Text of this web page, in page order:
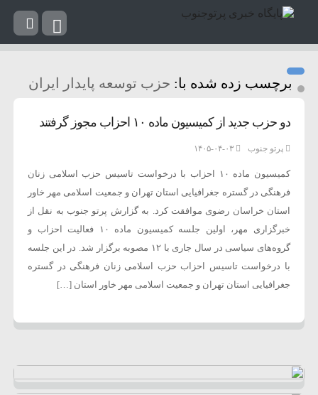
برچسب زده شده با: حزب توسعه پایدار ایران
دو حزب جدید از کمیسیون ماده ۱۰ احزاب مجوز گرفتند
پرتو جنوب ۱۴۰۵-۰۴-۰۳
کمیسیون ماده ۱۰ احزاب با درخواست تاسیس حزب اسلامی زنان
فرهنگی در گستره جغرافیایی استان تهران و جمعیت اسلامی مهر خاور
استان خراسان رضوی موافقت کرد. به گزارش پرتو جنوب به نقل از
خبرگزاری مهر، اولین جلسه کمیسیون ماده ۱۰ فعالیت احزاب و
گروه‌های سیاسی در سال جاری با ۱۲ مصوبه برگزار شد. در این جلسه
با درخواست تاسیس احزاب حزب اسلامی زنان فرهنگی در گستره
جغرافیایی استان تهران و جمعیت اسلامی مهر خاور استان […]